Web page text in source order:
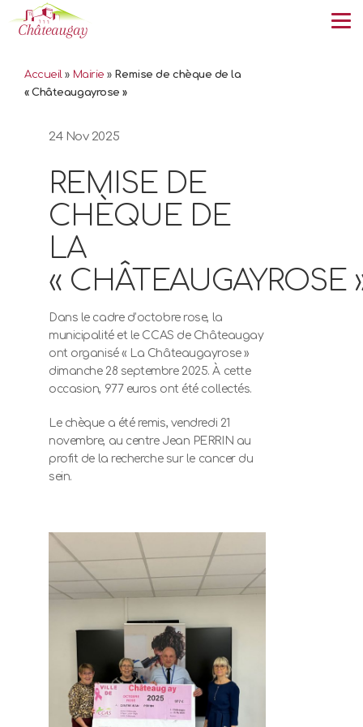
Accueil» Mairie » Remise de chèque de la
« Châteaugayrose »
24 Nov 2025
REMISE DE
CHÈQUE DE
LA
« CHÂTEAUGAYROSE
Dans le cadre d’octobre rose, la
municipalité et le CCAS de Châteaugay
ont organisé « La Châteaugayrose »
dimanche 28 septembre 2025. À cette
occasion, 977 euros ont été collectés.
Le chèque a été remis, vendredi 21
novembre, au centre Jean PERRIN au
profit de la recherche sur le cancer du
sein.